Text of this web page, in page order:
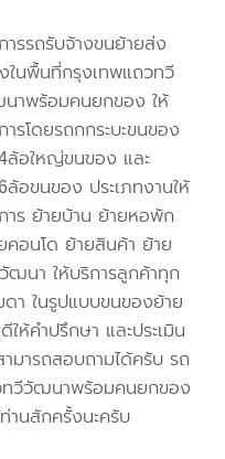
ารรถรับจ้างขนย้ายส่ง
ในพื้นที่กรุงเทพแถวทวี
าพร้อมคนยกของ ให้
ารโดยรถกกระบะขนของ
ล้อใหญ่ขนของ และ
ล้อขนของ ประเภทงานให้
าร ย้ายบ้าน ย้ายหอพัก
คอนโด ย้ายสินค้า ย้าย
ฒนา ให้บริการลูกค้าทุก
า ในรูปแบบขนของย้าย
ห้คำปรึกษา และประเมิน
มารถสอบถามได้ครับ รถ
ทวีวัฒนาพร้อมคนยกของ
ท่านสักครั้งนะครับ